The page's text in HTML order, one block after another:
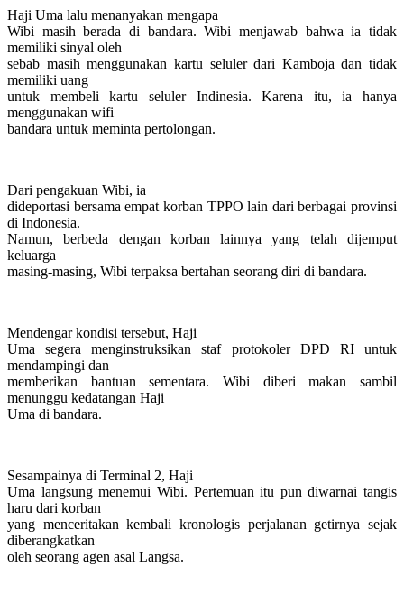
Haji Uma lalu menanyakan mengapa
Wibi masih berada di bandara. Wibi menjawab bahwa ia tidak
memiliki sinyal oleh
sebab masih menggunakan kartu seluler dari Kamboja dan tidak
memiliki uang
untuk membeli kartu seluler Indinesia. Karena itu, ia hanya
menggunakan wifi
bandara untuk meminta pertolongan.
Dari pengakuan Wibi, ia
dideportasi bersama empat korban TPPO lain dari berbagai provinsi
di Indonesia.
Namun, berbeda dengan korban lainnya yang telah dijemput
keluarga
masing-masing, Wibi terpaksa bertahan seorang diri di bandara.
Mendengar kondisi tersebut, Haji
Uma segera menginstruksikan staf protokoler DPD RI untuk
mendampingi dan
memberikan bantuan sementara. Wibi diberi makan sambil
menunggu kedatangan Haji
Uma di bandara.
Sesampainya di Terminal 2, Haji
Uma langsung menemui Wibi. Pertemuan itu pun diwarnai tangis
haru dari korban
yang menceritakan kembali kronologis perjalanan getirnya sejak
diberangkatkan
oleh seorang agen asal Langsa.